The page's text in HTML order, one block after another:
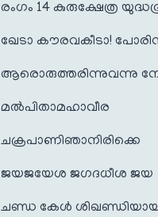
രംഗം 14 കുരുക്ഷേത്ര
ഖേടാ കൗരവകീടാ!
ആരൊരുത്തരിന്നുവന്നു
മൽപിതാമഹാവീര
ചക്രപാണിഞാനിരിക്കെ
ജയജയേശ ജഗദധീശ ജയ
ചണ്ഡ കേൾ